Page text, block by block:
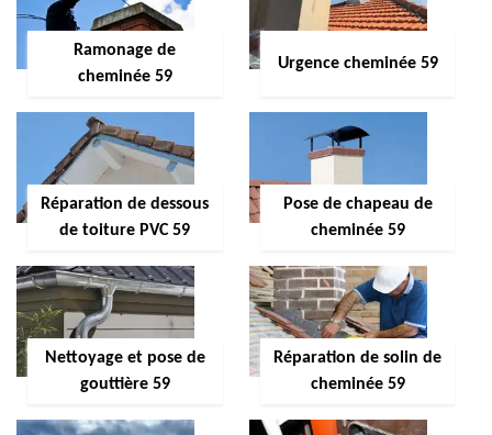
Ramonage de
cheminée 59
Urgence cheminée 59
Réparation de dessous
de toiture PVC 59
Pose de chapeau de
cheminée 59
Nettoyage et pose de
gouttière 59
Réparation de solin de
cheminée 59